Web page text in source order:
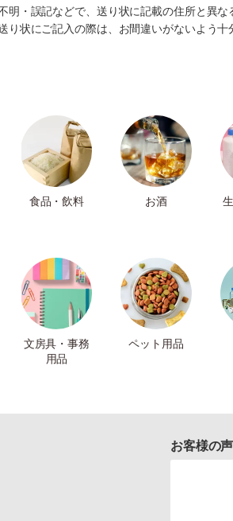
明・誤記などで、送り状に記載の住所と異
り状にご記入の際は、お間違いがないよう十
食品・飲料 お酒
文房具・事務
用品
ペット用品
お客様の